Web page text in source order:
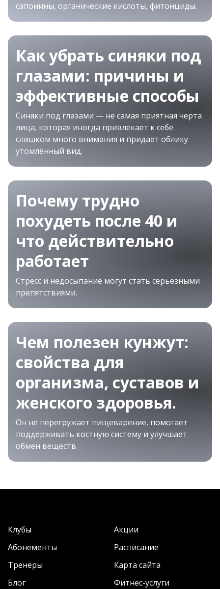
сапонины, органические кислоты, фитонциды.
Как убрать синяки под
глазами: причины и
эффективные способы
Синяки под глазами — не самая приятная черта
лица, которая иногда привлекает к себе
слишком много внимания и придает облику
утомлённый вид.
Почему трудно
похудеть после 40 и
что действительно
работает
Стресс и недосыпание могут стать серьезными
препятствиями.
Чем полезен кунжут:
свойства для
организма, суставов и
женского здоровья.
Он не перегружает пищеварение, помогает
поддерживать костную систему и улучшает
обмен веществ.
Клубы
Акции
Абонементы
Расписание
Тренеры
Карта сайта
Блог
Фитнес-услуги